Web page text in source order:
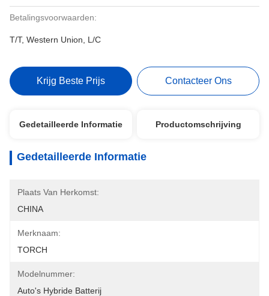
Betalingsvoorwaarden:
T/T, Western Union, L/C
Krijg Beste Prijs Contacteer Ons
Gedetailleerde Informatie Productomschrijving
Gedetailleerde Informatie
Plaats Van Herkomst:
CHINA
Merknaam:
TORCH
Modelnummer:
Auto's Hybride Batterij